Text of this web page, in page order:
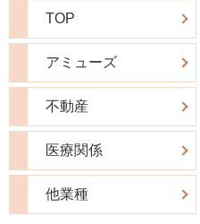
TOP
アミューズ
不動産
医療関係
他業種